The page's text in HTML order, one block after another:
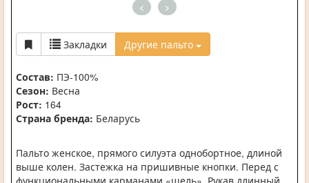
< >
Закладки Другие пальто
Состав: ПЭ-100%
Сезон: Весна
Рост: 164
Страна бренда: Беларусь
Пальто женское, прямого силуэта однобортное, длиной
выше колен. Застежка на пришивные кнопки. Перед с